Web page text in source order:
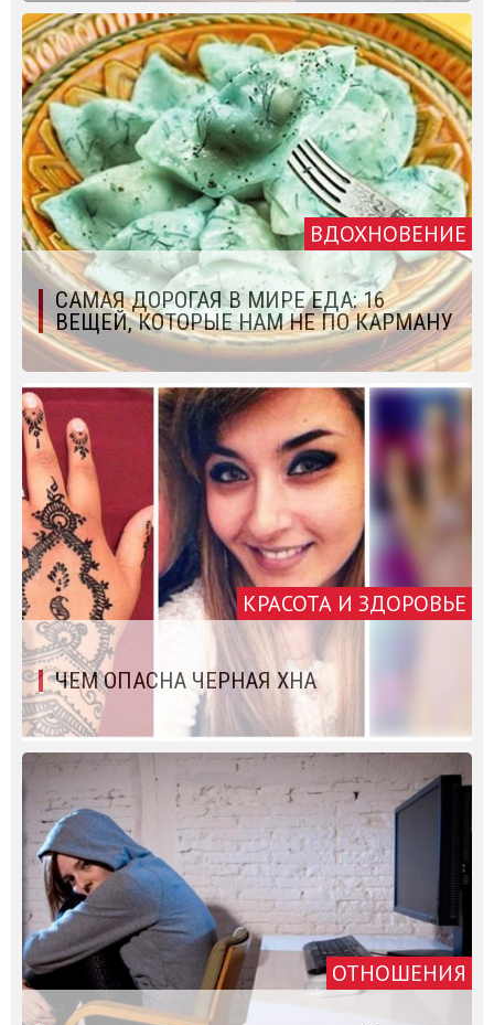
ВДОХНОВЕНИЕ
САМАЯ ДОРОГАЯ В МИРЕ ЕДА: 16
ВЕЩЕЙ, КОТОРЫЕ НАМ НЕ ПО КАРМАНУ
КРАСОТА И ЗДОРОВЬЕ
ЧЕМ ОПАСНА ЧЕРНАЯ ХНА
ОТНОШЕНИЯ